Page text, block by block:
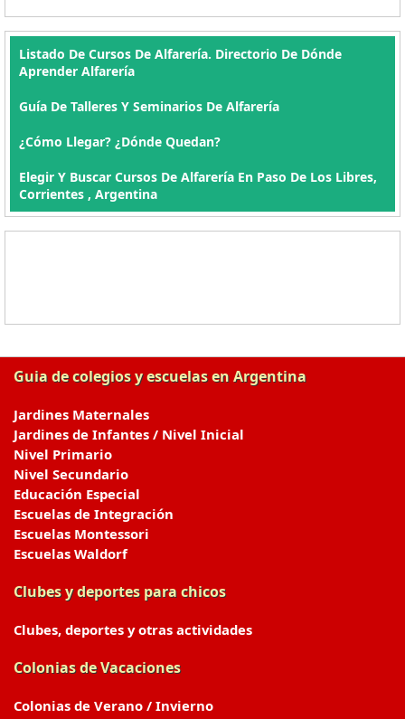
Listado De Cursos De Alfarería. Directorio De Dónde
Aprender Alfarería
Guía De Talleres Y Seminarios De Alfarería
¿Cómo Llegar? ¿Dónde Quedan?
Elegir Y Buscar Cursos De Alfarería En Paso De Los Libres,
Corrientes , Argentina
Guia de colegios y escuelas en Argentina
Jardines Maternales
Jardines de Infantes / Nivel Inicial
Nivel Primario
Nivel Secundario
Educación Especial
Escuelas de Integración
Escuelas Montessori
Escuelas Waldorf
Clubes y deportes para chicos
Clubes, deportes y otras actividades
Colonias de Vacaciones
Colonias de Verano / Invierno